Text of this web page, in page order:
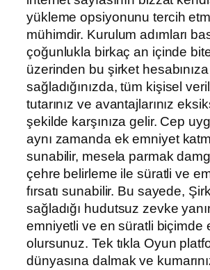
yükleme opsiyonunu tercih
mühimdir. Kurulum adımları
çoğunlukla birkaç an içinde
üzerinden bu şirket
sağladığınızda, tüm kişisel
tutarınız ve avantajlarınız
şekilde karşınıza gelir. Cep
aynı zamanda ek emniyet
sunabilir, mesela parmak
çehre belirleme ile süratli ve
fırsatı sunabilir. Bu sayede,
sağladığı hudutsuz zevke
emniyetli ve en süratli biçimde
olursunuz. Tek tıkla Oyun
dünyasına dalmak ve